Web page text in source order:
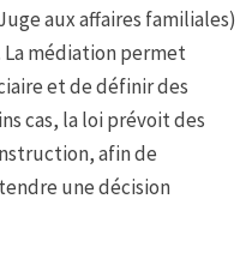
aux affaires familiales)
médiation permet
et de définir des
cas, la loi prévoit des
afin de
une décision